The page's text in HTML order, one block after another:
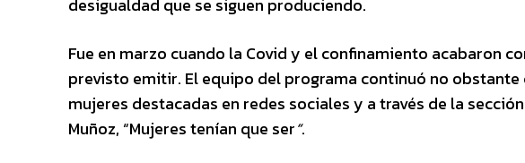
Fue en marzo cuando la Covid y el confinamiento acabaron
previsto emitir. El equipo del programa continuó no
mujeres destacadas en redes sociales y a través de la
Muñoz, “Mujeres tenían que ser“.